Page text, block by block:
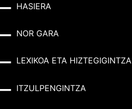
HASIERA
NOR GARA
LEXIKOA ETA HIZTEGIGINTZA
ITZULPENGINTZA